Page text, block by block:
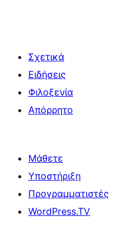
Σχετικά
Ειδήσεις
Φιλοξενία
Απόρρητο
Μάθετε
Υποστήριξη
Προγραμματιστές
WordPress.TV